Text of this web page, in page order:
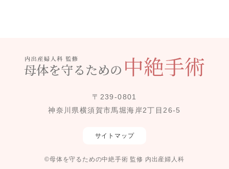
〒239-0801
神奈川県横須賀市馬堀海岸2丁目26-5
サイトマップ
©母体を守るための中絶手術 監修 内出産婦人科